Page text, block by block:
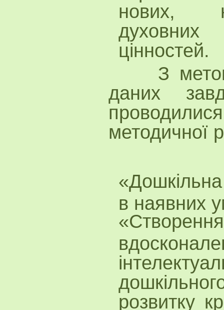
нових,
цінностей.
З метою
даних
методичної
в наявних
розвитку